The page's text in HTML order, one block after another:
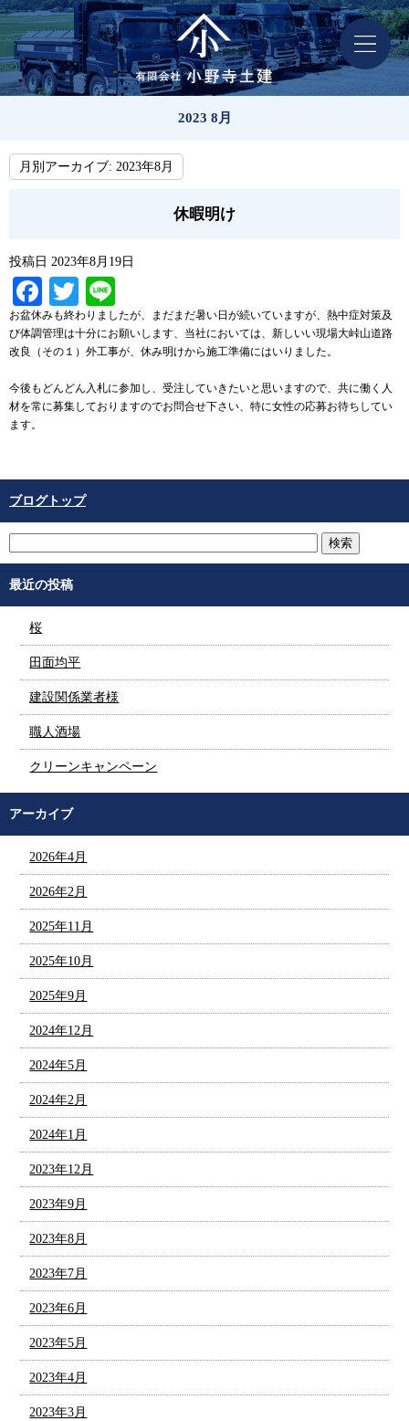
2023 8月
月別アーカイブ: 2023年8月
休暇明け
投稿日 2023年8月19日
Facebook
Twitter
お盆休みも終わりましたが、まだまだ暑い日が続いていますが、熱中症対策及
び体調管理は十分にお願いします、当社においては、新しいい現場大峠山道路
改良（その１）外工事が、休み明けから施工準備にはいりました。
今後もどんどん入札に参加し、受注していきたいと思いますので、共に働く人
材を常に募集しておりますのでお問合せ下さい、特に女性の応募お待ちしてい
ます。
ブログトップ
最近の投稿
桜
田面均平
建設関係業者様
職人酒場
クリーンキャンペーン
アーカイブ
2026年4月
2026年2月
2025年11月
2025年10月
2025年9月
2024年12月
2024年5月
2024年2月
2024年1月
2023年12月
2023年9月
2023年8月
2023年7月
2023年6月
2023年5月
2023年4月
2023年3月